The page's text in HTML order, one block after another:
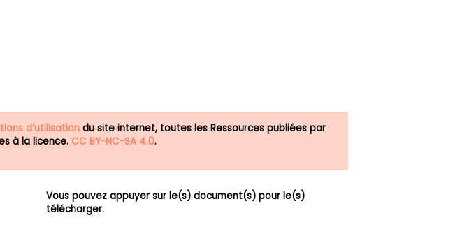
d’utilisation du site internet, toutes les Ressources publiées par
à la licence. CC BY-NC-SA 4.0.
Vous pouvez appuyer sur le(s) document(s) pour le(s)
télécharger.